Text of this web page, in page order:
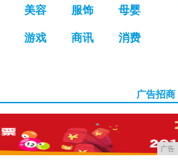
美容 服饰 母婴
游戏 商讯 消费
广告招商
广告